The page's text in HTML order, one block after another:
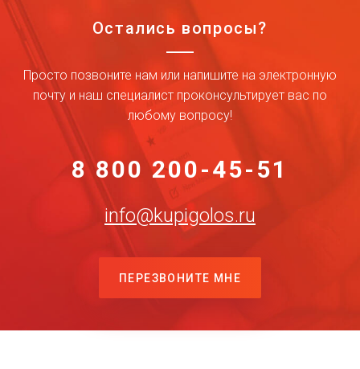
Остались вопросы?
Просто позвоните нам или напишите на электронную
почту и наш специалист проконсультирует вас по
любому вопросу!
8 800 200-45-51
info@kupigolos.ru
ПЕРЕЗВОНИТЕ МНЕ